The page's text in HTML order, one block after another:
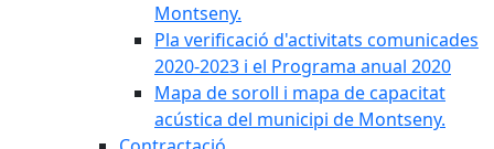
Montseny.
Pla verificació d'activitats comunicades
2020-2023 i el Programa anual 2020
Mapa de soroll i mapa de capacitat
acústica del municipi de Montseny.